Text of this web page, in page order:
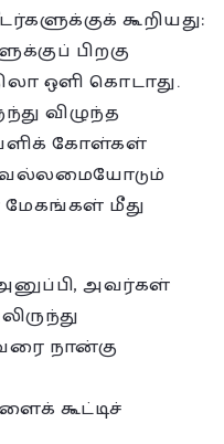
கூறியது:
பிறகு
ஒளி கொடாது.
விழுந்த
கோள்கள்
வல்லமையோடும்
மேகங்கள் மீது
அவர்கள்
நான்கு
கூட்டிச்